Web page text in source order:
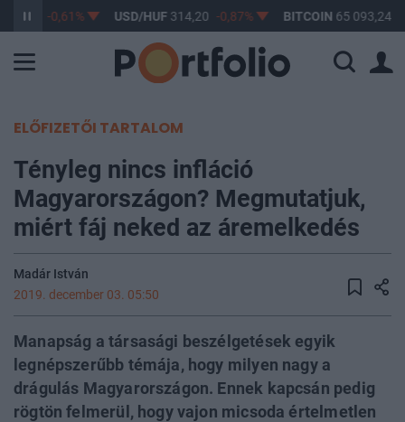
-0,61% USD/HUF314,20 -0,87% BITCOIN 65 093,24
ELŐFIZETŐI TARTALOM
Tényleg nincs infláció
Magyarországon? Megmutatjuk,
miért fáj neked az áremelkedés
Madár István
2019. december 03. 05:50
Manapság a társasági beszélgetések egyik
legnépszerűbb témája, hogy milyen nagy a
drágulás Magyarországon. Ennek kapcsán pedig
rögtön felmerül, hogy vajon micsoda értelmetlen